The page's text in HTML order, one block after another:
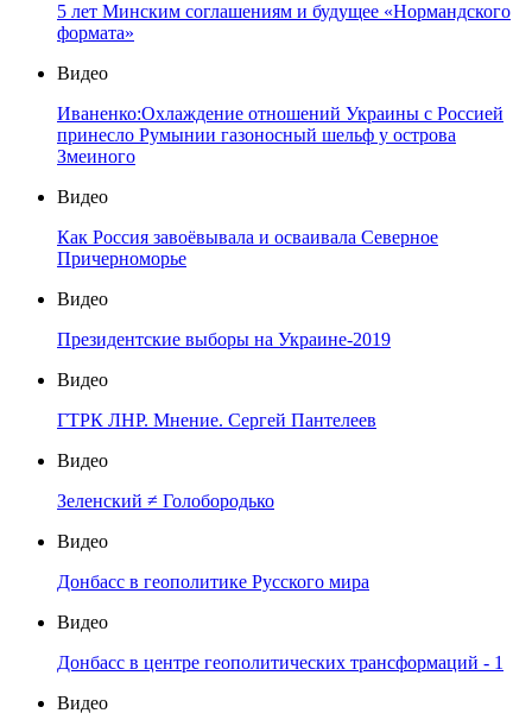
5 лет Минским соглашениям и будущее «Нормандского
формата»
Видео
Иваненко:Охлаждение отношений Украины с Россией
принесло Румынии газоносный шельф у острова
Змеиного
Видео
Как Россия завоёвывала и осваивала Северное
Причерноморье
Видео
Президентские выборы на Украине-2019
Видео
ГТРК ЛНР. Мнение. Сергей Пантелеев
Видео
Зеленский ≠ Голобородько
Видео
Донбасс в геополитике Русского мира
Видео
Донбасс в центре геополитических трансформаций - 1
Видео